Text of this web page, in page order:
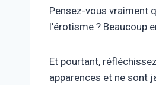
Pensez-vous vraiment
l’érotisme ? Beaucoup
Et pourtant,
apparences et ne sont